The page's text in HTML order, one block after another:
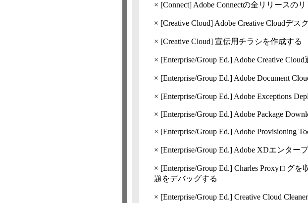
× [Connect] Adobe Connectの全リリースの
× [Creative Cloud] Adobe Creative Cloudデ
× [Creative Cloud] 宣伝用チラシを作成する
× [Enterprise/Group Ed.] Adobe Creative Cloud
× [Enterprise/Group Ed.] Adobe Document
× [Enterprise/Group Ed.] Adobe Exceptions
× [Enterprise/Group Ed.] Adobe Package
× [Enterprise/Group Ed.] Adobe Provisioning
× [Enterprise/Group Ed.] Adobe XDエンター
× [Enterprise/Group Ed.] Charles Proxyログを
題をデバッグする
× [Enterprise/Group Ed.] Creative Cloud